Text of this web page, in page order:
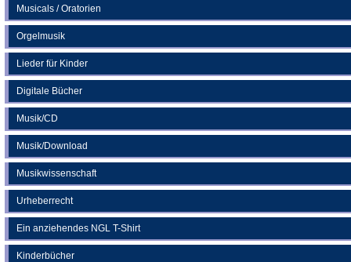
Musicals / Oratorien
Orgelmusik
Lieder für Kinder
Digitale Bücher
Musik/CD
Musik/Download
Musikwissenschaft
Urheberrecht
Ein anziehendes NGL T-Shirt
Kinderbücher